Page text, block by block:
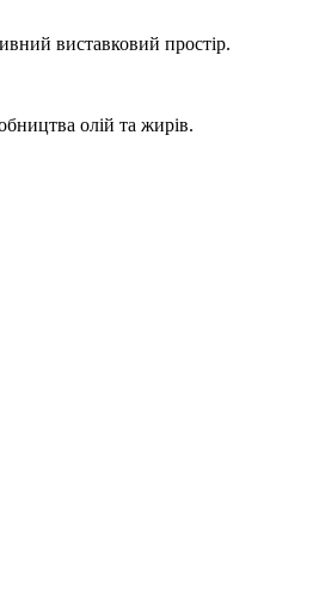
виставковий простір.
олій та жирів.